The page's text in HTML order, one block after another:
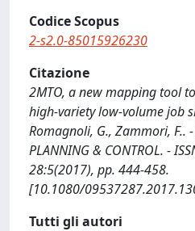
Codice Scopus
2-s2.0-85015926230
Citazione
2MTO, a new mapping tool
high-variety low-volume job
Romagnoli, G., Zammori, F..
PLANNING & CONTROL. -
28:5(2017), pp. 444-458.
[10.1080/
Tutti gli autori